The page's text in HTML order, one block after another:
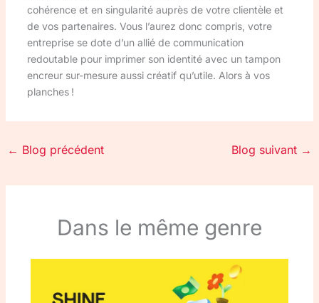
cohérence et en singularité auprès de votre clientèle et
de vos partenaires. Vous l’aurez donc compris, votre
entreprise se dote d’un allié de communication
redoutable pour imprimer son identité avec un tampon
encreur sur-mesure aussi créatif qu’utile. Alors à vos
planches !
← Blog précédent Blog suivant →
Dans le même genre